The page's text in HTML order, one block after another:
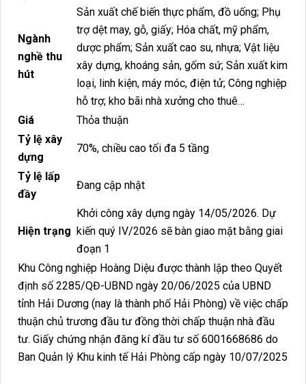
Ngành
nghề thu
hút
Sản xuất chế biến thực phẩm, đồ uống; Phụ
trợ dệt may, gỗ, giấy; Hóa chất, mỹ phẩm,
dược phẩm; Sản xuất cao su, nhựa; Vật liệu
xây dựng, khoáng sản, gốm sứ; Sản xuất kim
loại, linh kiện, máy móc, điện tử; Công nghiệp
hỗ trợ; kho bãi nhà xưởng cho thuê…
Giá
Thỏa thuận
Tỷ lệ xây
dựng
70%, chiều cao tối đa 5 tầng
Tỷ lệ lấp
đầy
Đang cập nhật
Hiện trạng
Khởi công xây dựng ngày 14/05/2026. Dự
kiến quý IV/2026 sẽ bàn giao mặt bằng giai
đoạn 1
Khu Công nghiệp Hoàng Diệu được thành lập theo Quyết
định số 2285/QĐ-UBND ngày 20/06/2025 của UBND
tỉnh Hải Dương (nay là thành phố Hải Phòng) về việc chấp
thuận chủ trương đầu tư đồng thời chấp thuận nhà đầu
tư. Giấy chứng nhận đăng kí đầu tư số 6001668686 do
Ban Quản lý Khu kinh tế Hải Phòng cấp ngày 10/07/2025